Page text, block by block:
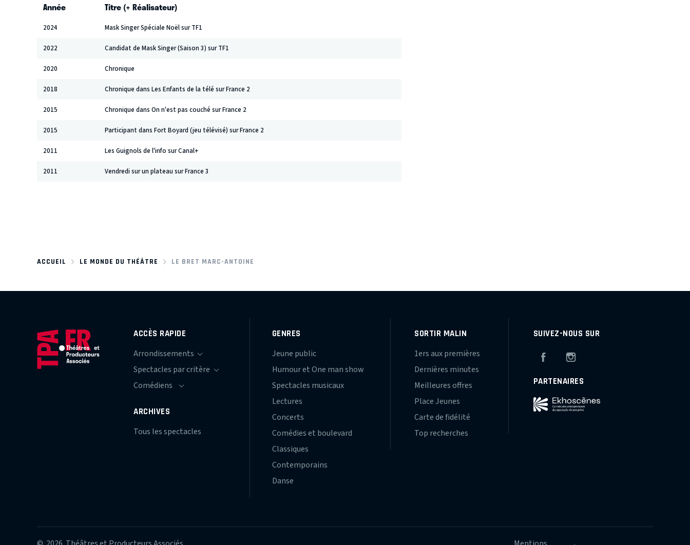
Année Titre (+ Réalisateur)
2024 Mask Singer Spéciale Noël sur TF1
2022 Candidat de Mask Singer (Saison 3) sur TF1
2020 Chronique
2018 Chronique dans Les Enfants de la télé sur France 2
2015 Chronique dans On n'est pas couché sur France 2
2015 Participant dans Fort Boyard (jeu télévisé) sur France 2
2011 Les Guignols de l'info sur Canal+
2011 Vendredi sur un plateau sur France 3
ACCUEIL LE MONDE DU THÉÂTRE LE BRET MARC-ANTOINE
ACCÈS RAPIDE
ARCHIVES
Tous les spectacles
GENRES
Jeune public
Humour et One man show
Spectacles musicaux
Lectures
Concerts
Comédies et boulevard
Classiques
Contemporains
Danse
SORTIR MALIN
1ers aux premières
Dernières minutes
Meilleures offres
Place Jeunes
Carte de fidélité
Top recherches
SUIVEZ-NOUS SUR
Facebook
PARTENAIRES